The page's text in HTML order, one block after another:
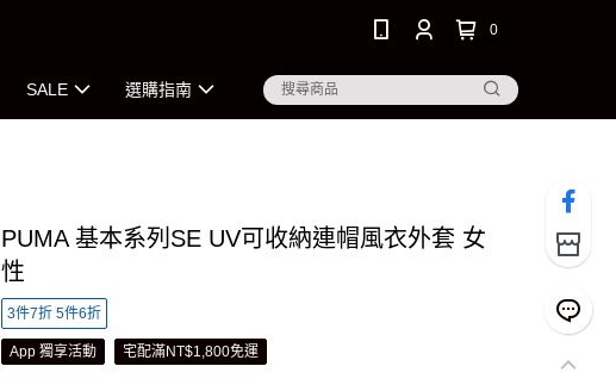
0
SALE 選購指南
PUMA 基本系列SE UV可收納連帽風衣外套 女
性
3件7折 5件6折
App 獨享活動 宅配滿NT$1,800免運